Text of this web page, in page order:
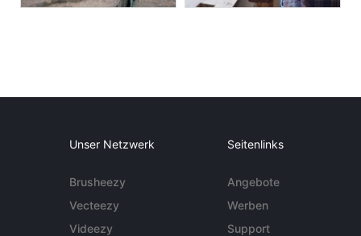
Unser Netzwerk
Brusheezy
Vecteezy
Videezy
Seitenlinks
Angebote
Werben
Support